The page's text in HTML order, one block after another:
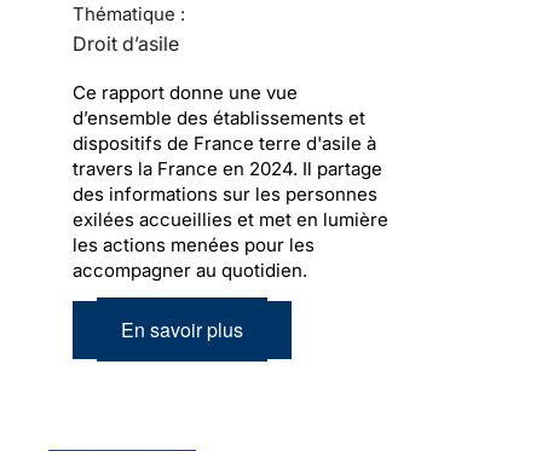
Thématique :
Droit d’asile
Ce rapport donne une vue
d’ensemble des établissements et
dispositifs de France terre d'asile à
travers la France en 2024. Il partage
des informations sur les personnes
exilées accueillies et met en lumière
les actions menées pour les
accompagner au quotidien.
En savoir plus